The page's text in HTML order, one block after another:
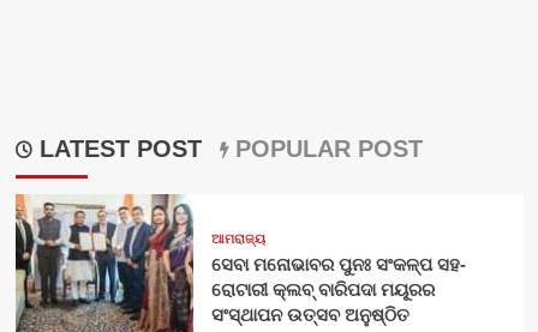
LATEST POST POPULAR POST
ଆମରାଜ୍ୟ
ସେବା ମନୋଭାବର ପୁନଃ ସଂକଳ୍ପ ସହ-
ରୋଟାରୀ କ୍ଲବ୍ ବାରିପଦା ମୟୂରର
ସଂସ୍ଥାପନ ଉତ୍ସବ ଅନୁଷ୍ଠିତ